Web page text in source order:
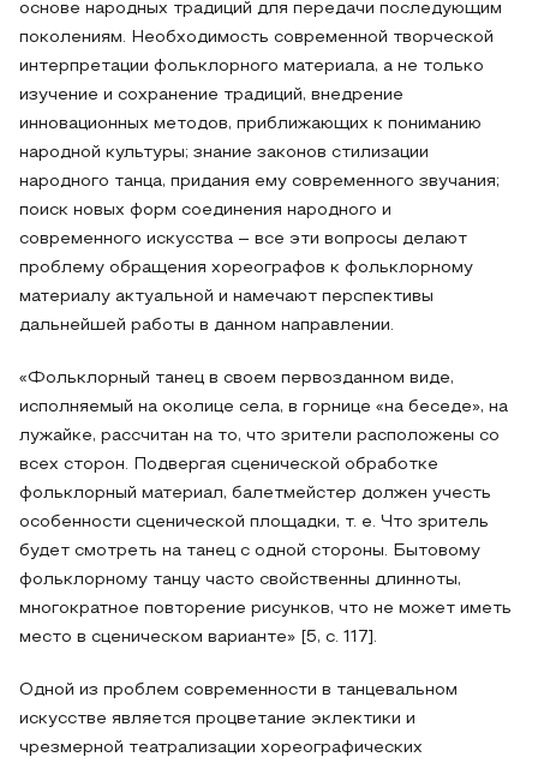
основе народных традиций для передачи последующим
поколениям. Необходимость современной творческой
интерпретации фольклорного материала, а не только
изучение и сохранение традиций, внедрение
инновационных методов, приближающих к пониманию
народной культуры; знание законов стилизации
народного танца, придания ему современного звучания;
поиск новых форм соединения народного и
современного искусства – все эти вопросы делают
проблему обращения хореографов к фольклорному
материалу актуальной и намечают перспективы
дальнейшей работы в данном направлении.
«Фольклорный танец в своем первозданном виде,
исполняемый на околице села, в горнице «на беседе», на
лужайке, рассчитан на то, что зрители расположены со
всех сторон. Подвергая сценической обработке
фольклорный материал, балетмейстер должен учесть
особенности сценической площадки, т. е. Что зритель
будет смотреть на танец с одной стороны. Бытовому
фольклорному танцу часто свойственны длинноты,
многократное повторение рисунков, что не может иметь
место в сценическом варианте» [5, с. 117].
Одной из проблем современности в танцевальном
искусстве является процветание эклектики и
чрезмерной театрализации хореографических